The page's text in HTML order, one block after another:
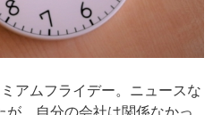
アムフライデー。ニュースな
が、自分の会社は関係なかっ